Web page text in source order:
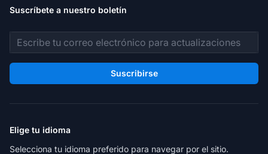
Suscríbete a nuestro boletín
Dirección de correo electrónico
Suscribirse
Elige tu idioma
Selecciona tu idioma preferido para navegar por el sitio.